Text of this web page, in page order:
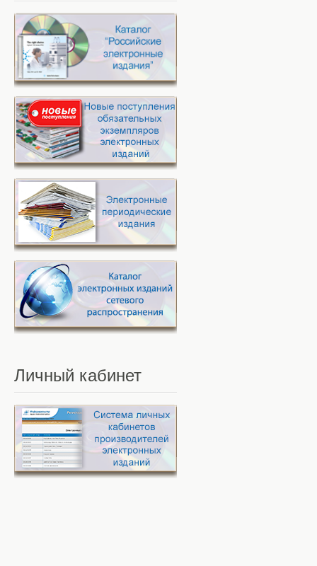
Личный кабинет